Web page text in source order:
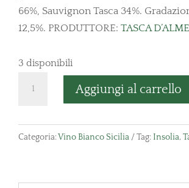
66%, Sauvignon Tasca 34%.
12,5%. PRODUTTORE: TASCA
3 disponibili
Regaleali
Aggiungi al carrello
Categoria:Vino Bianco Sicilia Tag: Insolia,